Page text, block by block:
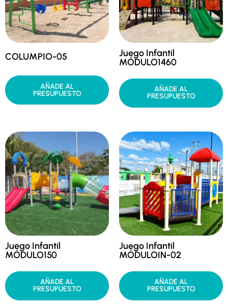
COLUMPIO-05
AÑADE AL
PRESUPUESTO
Juego Infantil
MÓDULO1460
AÑADE AL
PRESUPUESTO
Juego Infantil
MÓDULO150
AÑADE AL
PRESUPUESTO
Juego Infantil
MÓDULOIN-02
AÑADE AL
PRESUPUESTO